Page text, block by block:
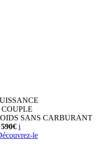
COUPLE
SANS CARBURANT
i
le